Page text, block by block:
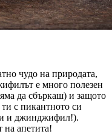
чудо на природата,
е много полезен
да сбъркаш) и защото
с пикантното си
и джинджифил!).
апетита!